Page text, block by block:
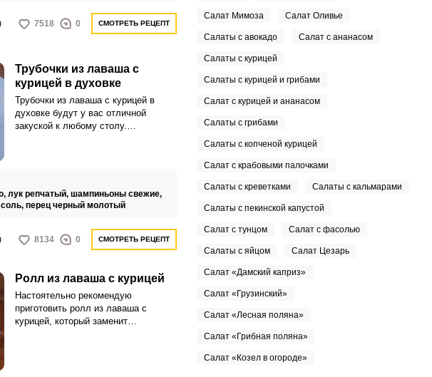
7518 0 СМОТРЕТЬ РЕЦЕПТ
Трубочки из лаваша с
курицей в духовке
Трубочки из лаваша с курицей в
духовке будут у вас отличной
закуской к любому столу.
лук репчатый, шампиньоны свежие,
соль, перец черный молотый
8134 0 СМОТРЕТЬ РЕЦЕПТ
Ролл из лаваша с курицей
Настоятельно рекомендую
приготовить ролл из лаваша с
курицей, который заменит
Салат Мимоза Салат Оливье
Салаты с авокадо Салат с ананасом
Салаты с курицей
Салаты с курицей и грибами
Салат с курицей и ананасом
Салаты с грибами
Салаты с копченой курицей
Салат с крабовыми палочками
Салаты с креветками Салаты с кальмарами
Салаты с пекинской капустой
Салат с тунцом Салат с фасолью
Салаты с яйцом Салат Цезарь
Салат «Дамский каприз»
Салат «Грузинский»
Салат «Лесная поляна»
Салат «Грибная поляна»
Салат «Козел в огороде»